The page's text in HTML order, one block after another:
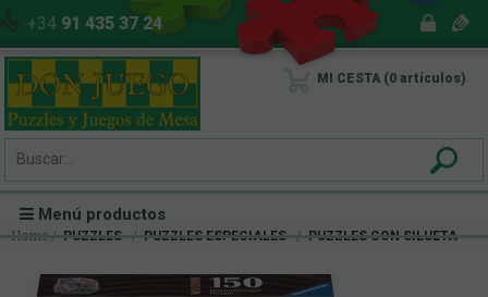
+34 91 435 37 24
MI CESTA 0 artículos
Menú productos
Home PUZZLES PUZZLES ESPECIALES PUZZLES CON SILUETA